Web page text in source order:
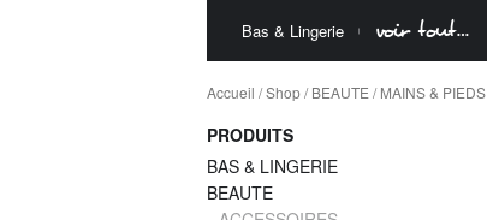
Bas & Lingerie voir tout…
Accueil /Shop/BEAUTE /MAINS & PIEDS
PRODUITS
BAS & LINGERIE
BEAUTE